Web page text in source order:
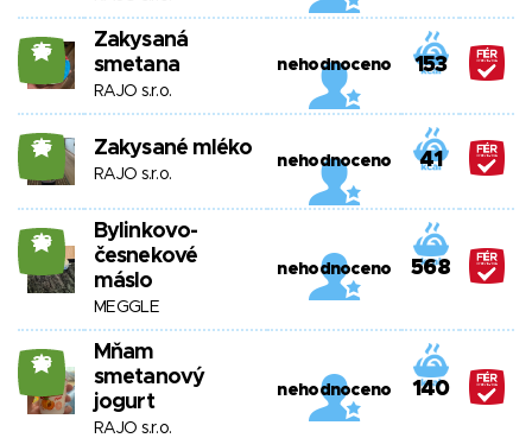
25
Zakysaná
smetana
RAJO s.r.o.
nehodnoceno 153
25 Zakysané mléko
RAJO s.r.o.
nehodnoceno 41
23
Bylinkovo-
česnekové
máslo
MEGGLE
nehodnoceno 568
23
Mňam
smetanový
jogurt
RAJO s.r.o.
nehodnoceno 140